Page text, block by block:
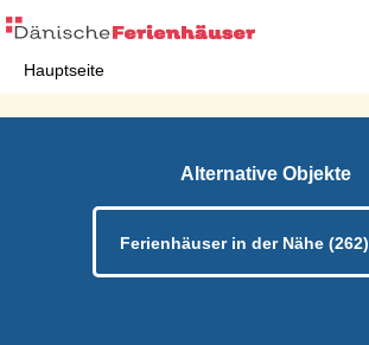
Hauptseite
Alternative Objekte
Ferienhäuser in der Nähe (262)